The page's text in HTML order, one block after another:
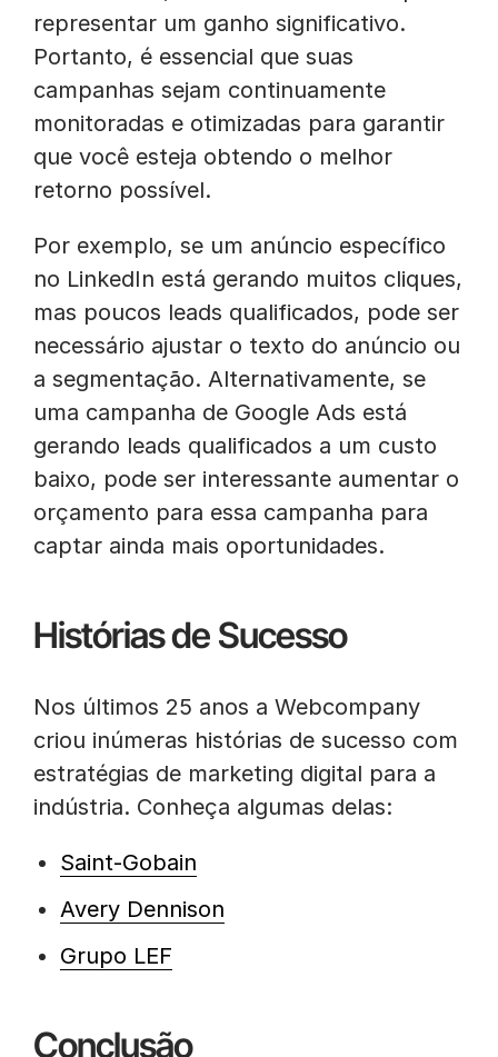
representar um ganho significativo.
Portanto, é essencial que suas
campanhas sejam continuamente
monitoradas e otimizadas para garantir
que você esteja obtendo o melhor
retorno possível.
Por exemplo, se um anúncio específico
no LinkedIn está gerando muitos cliques,
mas poucos leads qualificados, pode ser
necessário ajustar o texto do anúncio ou
a segmentação. Alternativamente, se
uma campanha de Google Ads está
gerando leads qualificados a um custo
baixo, pode ser interessante aumentar o
orçamento para essa campanha para
captar ainda mais oportunidades.
Histórias de Sucesso
Nos últimos 25 anos a Webcompany
criou inúmeras histórias de sucesso com
estratégias de marketing digital para a
indústria. Conheça algumas delas:
Saint-Gobain
Avery Dennison
Grupo LEF
Conclusão